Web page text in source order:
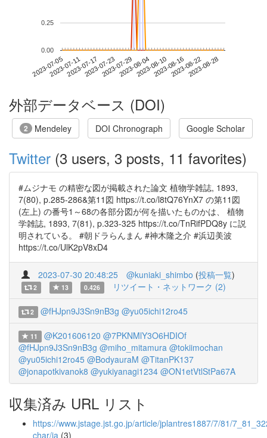
2023-07-052023-07-112023-07-172023-07-232023-07-292023-08-042023-08-102023-08-162023-08-222023-08-28
0.00
0.25
外部データベース (DOI)
2 Mendeley DOI Chronograph Google Scholar
Twitter (3 users, 3 posts, 11 favorites)
#ムジナモ の精密な図が掲載された論文 植物学雑誌, 1893,
7(80), p.285-286&第11図 https://t.co/l8tQ76YnX7 の第11図
(左上) の番号1～68の各部分図が何を描いたものかは、 植物
学雑誌, 1893, 7(81), p.323-325 https://t.co/TnRifPDQ8y に説
明されている。 #朝ドラらんまん #神木隆之介 #浜辺美波
https://t.co/UlK2pV8xD4
2023-07-30 20:48:25 @kuniaki_shimbo (投稿一覧)
2 13 0.426 リツイート・ネットワーク (2)
2 @fHJpn9J3Sn9nB3g @yu05ichi12ro45
11 @K201606120 @7PKNMlY3O6HDIOf
@fHJpn9J3Sn9nB3g @miho_mitamura @tokiimochan
@yu05ichi12ro45 @BodyauraM @TitanPK137
@jonapotkivanok8 @yukiyanagi1234 @ON1etVtlStPa67A
収集済み URL リスト
https://www.jstage.jst.go.jp/article/jplantres1887/7/81/
char/ja (3)